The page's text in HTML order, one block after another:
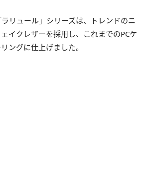
リュール」シリーズは、トレンドのニ
イクレザーを採用し、これまでのPCケ
ングに仕上げました。